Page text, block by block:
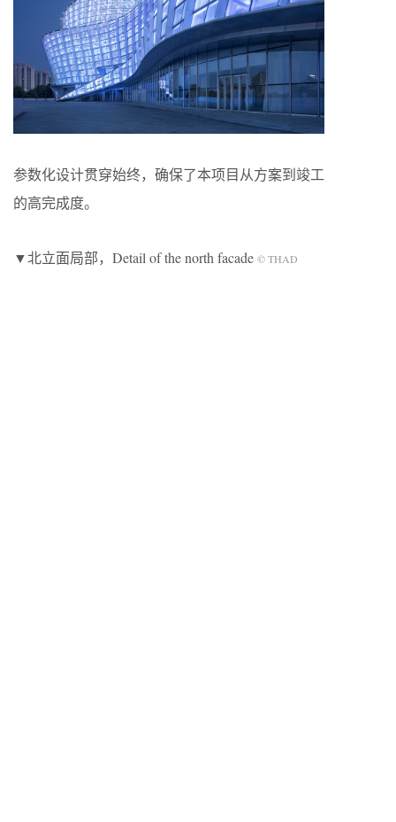
参数化设计贯穿始终，确保了本项目从方案到竣工
的高完成度。
▼北立面局部，Detail of the north facade © THAD